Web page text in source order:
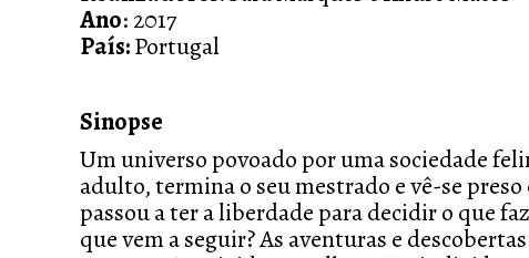
Ano: 2017
País:Portugal
Sinopse
Um universo povoado por uma sociedade
adulto, termina o seu mestrado e vê-se
passou a ter a liberdade para decidir o que
que vem a seguir? As aventuras e